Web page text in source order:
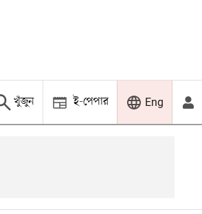
খুঁজুন ই-পেপার Eng